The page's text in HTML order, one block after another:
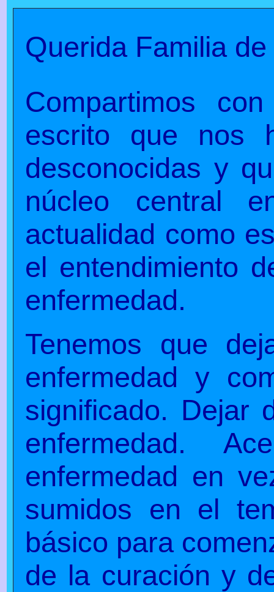
Querida Familia
Compartimos
escrito que nos
desconocidas y
núcleo central
actualidad como
el entendimiento
enfermedad.
Tenemos que
enfermedad y
significado. Dejar
enfermedad.
enfermedad en
sumidos en el
básico para
de la curación y